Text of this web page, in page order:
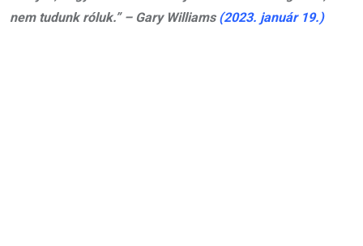
nem tudunk róluk.” – Gary Williams (2023. január 19.)